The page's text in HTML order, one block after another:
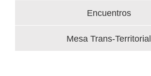
Encuentros
Mesa Trans-Territorial